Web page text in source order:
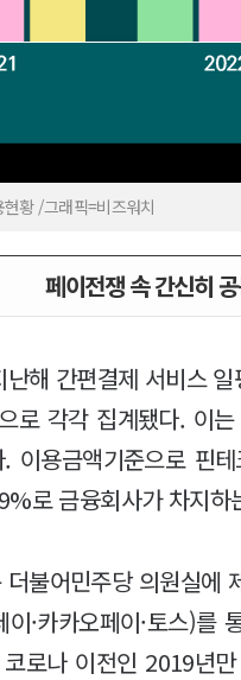
황 /그래픽=비즈워치
페이전쟁 속 간신히
해 간편결제 서비스
로 각각 집계됐다. 이
이용금액기준으로 핀
로 금융회사가 차지
불어민주당 의원실에
·카카오페이·토스)
로나 이전인 2019년